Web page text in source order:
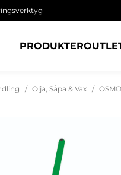
PRODUKTER
Olja, Såpa & Vax